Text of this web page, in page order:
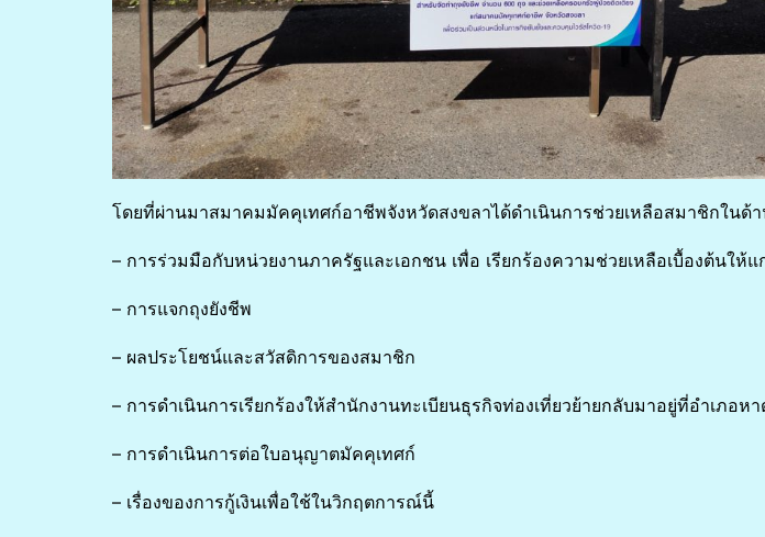
โดยที่ผ่านมาสมาคมมัคคุเทศก์อาชีพจังหวัดสงขลาได้ดำเนินการช่วยเหลือสมาชิกในด้า
– การร่วมมือกับหน่วยงานภาครัฐและเอกชน เพื่อ เรียกร้องความช่วยเหลือเบื้องต้นให้
– การแจกถุงยังชีพ
– ผลประโยชน์และสวัสดิการของสมาชิก
– การดำเนินการเรียกร้องให้สำนักงานทะเบียนธุรกิจท่องเที่ยวย้ายกลับมาอยู่ที่อำเภอห
– การดำเนินการต่อใบอนุญาตมัคคุเทศก์
– เรื่องของการกู้เงินเพื่อใช้ในวิกฤตการณ์นี้